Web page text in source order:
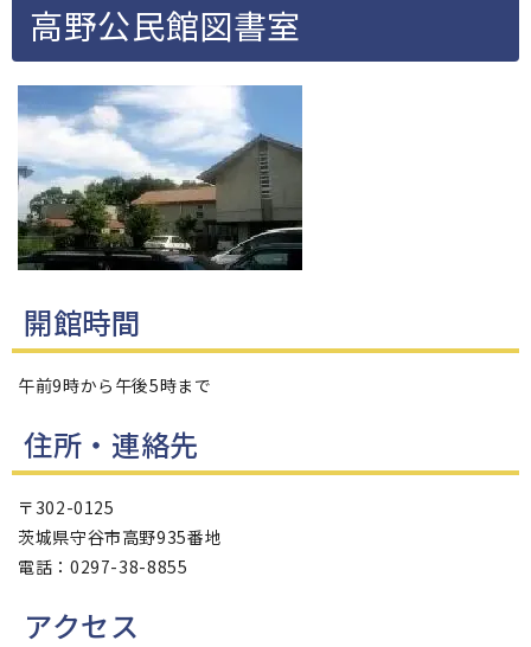
高野公民館図書室
開館時間
午前9時から午後5時まで
住所・連絡先
〒302-0125
茨城県守谷市高野935番地
電話：0297-38-8855
アクセス